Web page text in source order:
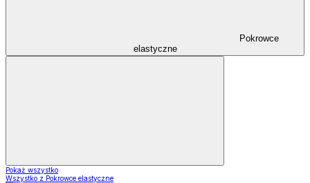
Pokrowce
elastyczne
Pokaż wszystko
Wszystko z Pokrowce elastyczne